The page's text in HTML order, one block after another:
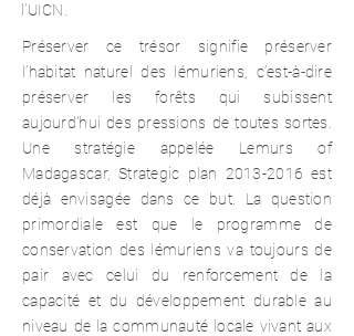
l’UICN.
Préserver ce trésor signifie préserver
l’habitat naturel des lémuriens, c’est-à-dire
préserver les forêts qui subissent
aujourd’hui des pressions de toutes sortes.
Une stratégie appelée Lemurs of
Madagascar, Strategic plan 2013-2016 est
déjà envisagée dans ce but. La question
primordiale est que le programme de
conservation des lémuriens va toujours de
pair avec celui du renforcement de la
capacité et du développement durable au
niveau de la communauté locale vivant aux